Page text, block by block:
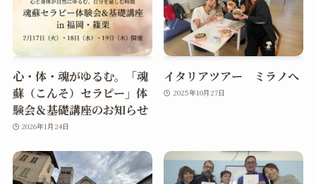
心・体・魂がゆるむ。「魂
蘇（こんそ）セラピー」体
験会＆基礎講座のお知らせ
2026年1月24日
イタリアツアー ミラノへ
2025年10月27日